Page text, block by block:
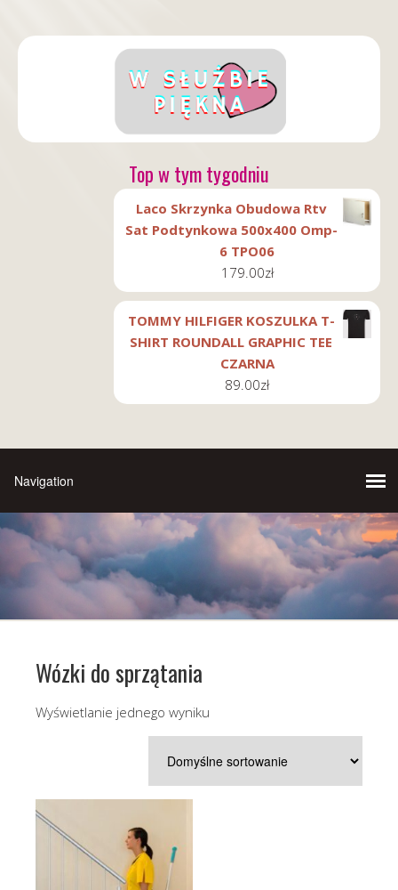
Top w tym tygodniu
Laco Skrzynka Obudowa Rtv
Sat Podtynkowa 500x400 Omp-
6 TPO06
179.00zł
TOMMY HILFIGER KOSZULKA T-
SHIRT ROUNDALL GRAPHIC TEE
CZARNA
89.00zł
Wózki do sprzątania
Wyświetlanie jednego wyniku